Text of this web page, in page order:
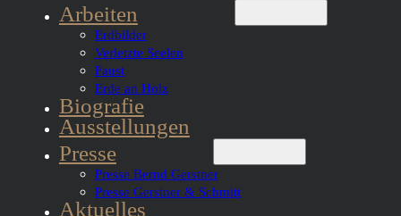
Arbeiten
Erdbilder
Verletzte Seelen
Faust
Erde an Holz
Biografie
Ausstellungen
Presse
Presse Bernd Gerstner
Presse Gerstner & Schmitt
Aktuelles